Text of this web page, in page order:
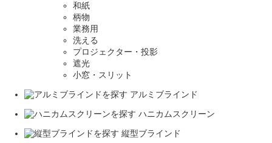
和紙
柄物
業務用
洗える
プロジェクター・投影
遮光
小窓・スリット
アルミブラインド
ハニカムスクリーン
縦型ブラインド